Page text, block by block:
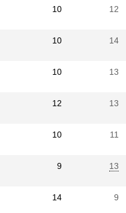
10 12
10 14
10 13
12 13
10 11
9 13
14 9